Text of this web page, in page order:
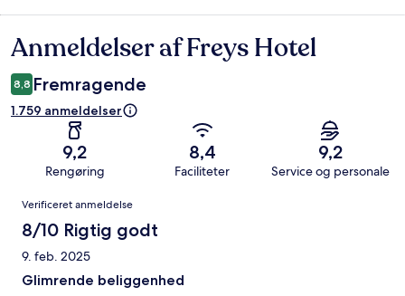
Anmeldelser
Anmeldelser af Freys Hotel
8,8 Fremragende
1.759 anmeldelser
9,2
Rengøring
8,4
Faciliteter
9,2
Service og personale
Anmeldelser
Verificeret anmeldelse
8/10 Rigtig godt
9. feb. 2025
Glimrende beliggenhed